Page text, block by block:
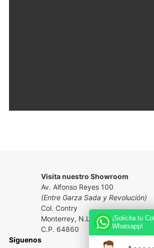
Visita nuestro Showroom
Av. Alfonso Reyes 100
(Entre Garza Sada y Revolución)
Col. Contry
Monterrey, N.L. México
C.P. 64860
Síguenos
¡Solicita tu
Whatsapp!